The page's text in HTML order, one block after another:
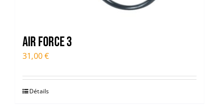
Air Force 3
31,00€
Détails